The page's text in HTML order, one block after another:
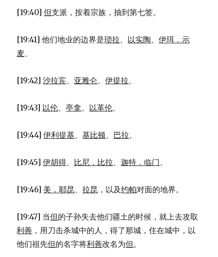
[19:40]但支派，按着宗族，抽到第七签。
[19:41] 他们地业的边界是琐拉、 以实陶、伊珥．示
麦、
[19:42]沙拉宾、 亚雅仑、伊提拉、
[19:43] 以伦、亭拿、 以革伦、
[19:44]伊利提基、基比顿、 巴拉、
[19:45]伊胡得、 比尼．比拉、迦特．临门、
[19:46] 美．耶昆、拉昆 ，以及约帕对面的地界。
[19:47] 当但的子孙失去他们疆土的时候，就上去攻取
利善 ，用刀击杀城中的人，得了那城，住在城中，以
他们祖先但的名字将利善改名为但。